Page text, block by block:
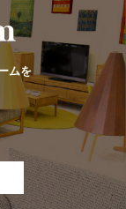
ムを